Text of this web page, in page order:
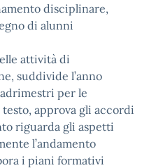
disciplinare,
di alunni
attività di
suddivide l’anno
per le
approva gli accordi
riguarda gli aspetti
l’andamento
i piani formativi